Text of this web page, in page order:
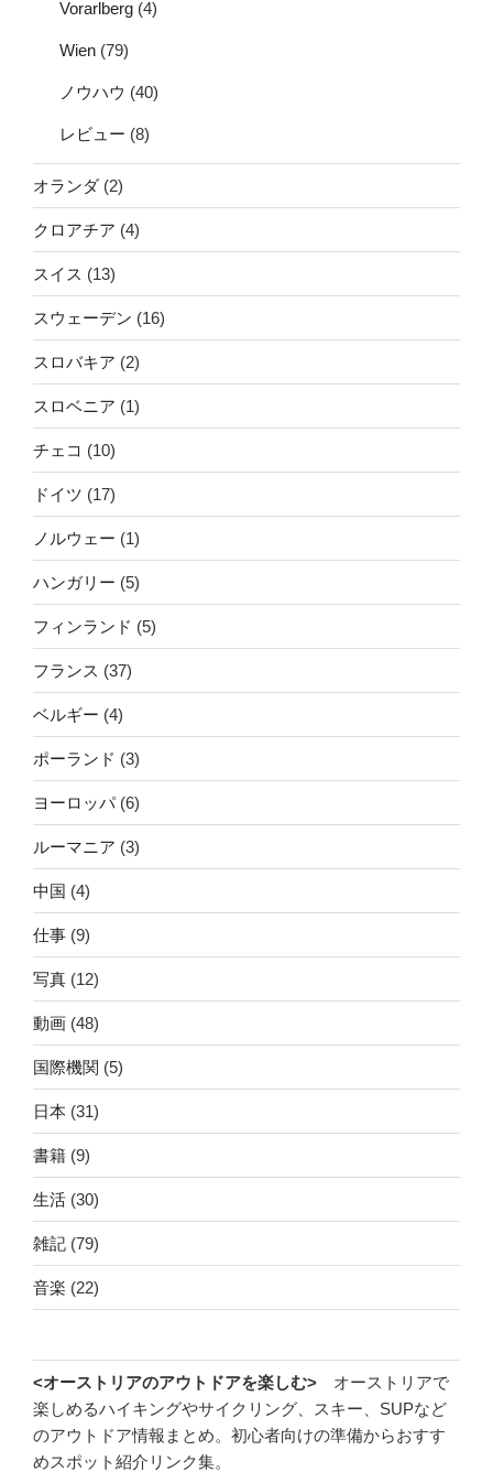
Vorarlberg (4)
Wien (79)
ノウハウ (40)
レビュー (8)
オランダ (2)
クロアチア (4)
スイス (13)
スウェーデン (16)
スロバキア (2)
スロベニア (1)
チェコ (10)
ドイツ (17)
ノルウェー (1)
ハンガリー (5)
フィンランド (5)
フランス (37)
ベルギー (4)
ポーランド (3)
ヨーロッパ(6)
ルーマニア (3)
中国 (4)
仕事 (9)
写真 (12)
動画 (48)
国際機関 (5)
日本 (31)
書籍 (9)
生活 (30)
雑記 (79)
音楽 (22)
<オーストリアのアウトドアを楽しむ> オーストリアで
楽しめるハイキングやサイクリング、スキー、SUPなど
のアウトドア情報まとめ。初心者向けの準備からおすす
めスポット紹介リンク集。